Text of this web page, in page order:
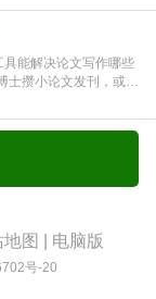
究竟如何衡量。本篇
发表吗”。一、会议论
能解决论文写作哪些
攒小论文发刊，或是
上，交上去才发现重复
些痛点基本都能高效解
地图 电脑版
号-20